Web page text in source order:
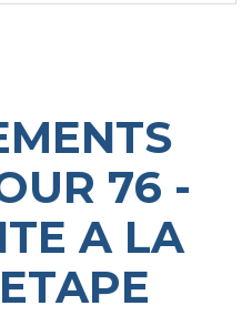
76 -
A LA